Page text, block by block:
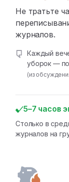
Не тратьте
журналов.
Каждый
уборок —
(из
5–7 часов
Столько в
журналов на